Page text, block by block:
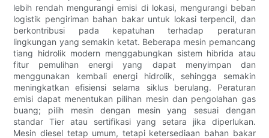
lebih rendah mengurangi emisi di lokasi, mengurangi beban
logistik pengiriman bahan bakar untuk lokasi terpencil, dan
berkontribusi pada kepatuhan terhadap peraturan
lingkungan yang semakin ketat. Beberapa mesin pemancang
tiang hidrolik modern menggabungkan sistem hibrida atau
fitur pemulihan energi yang dapat menyimpan dan
menggunakan kembali energi hidrolik, sehingga semakin
meningkatkan efisiensi selama siklus berulang. Peraturan
emisi dapat menentukan pilihan mesin dan pengolahan gas
buang; pilih mesin dengan mesin yang sesuai dengan
standar Tier atau sertifikasi yang setara jika diperlukan.
Mesin diesel tetap umum, tetapi ketersediaan bahan bakar